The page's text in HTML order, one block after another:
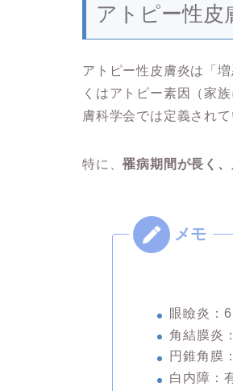
アトピー性皮
アトピー性皮膚炎は「
くはアトピー素因（家
膚科学会では定義されて
特に、罹病期間が長く
眼瞼炎：6
角結膜炎
円錐角膜
白内障：